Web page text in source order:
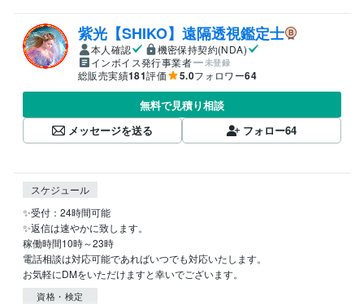
紫光【SHIKO】遠隔透視鑑定士
本人確認
機密保持契約(NDA)
インボイス発行事業者
未登録
総販売実績181評価 5.0フォロワー64
無料で見積り相談
メッセージを送る
フォロー64
スケジュール
✨受付：24時間可能
✨返信は速やかに致します。
稼働時間10時～23時
電話相談は対応可能であればいつでも対応いたします。
資格・検定